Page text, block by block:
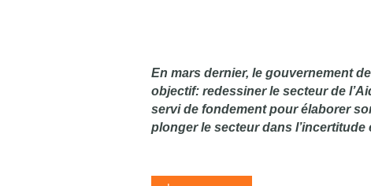
En mars dernier, le gouvernement
objectif: redessiner le secteur de
servi de fondement pour élaborer
plonger le secteur dans l’incertitude